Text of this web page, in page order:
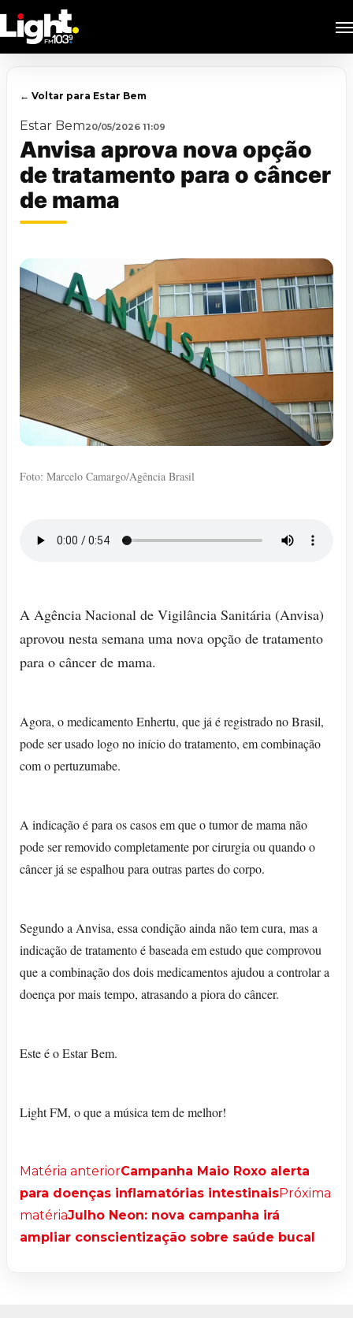
to
main
← Voltar para Estar Bem
Estar Bem20/05/2026 11:09
Anvisa aprova nova opção
de tratamento para o câncer
de mama
Foto: Marcelo Camargo/Agência Brasil
A Agência Nacional de Vigilância Sanitária (Anvisa)
aprovou nesta semana uma nova opção de tratamento
para o câncer de mama.
Agora, o medicamento Enhertu, que já é registrado no Brasil,
pode ser usado logo no início do tratamento, em combinação
com o pertuzumabe.
A indicação é para os casos em que o tumor de mama não
pode ser removido completamente por cirurgia ou quando o
câncer já se espalhou para outras partes do corpo.
Segundo a Anvisa, essa condição ainda não tem cura, mas a
indicação de tratamento é baseada em estudo que comprovou
que a combinação dos dois medicamentos ajudou a controlar a
doença por mais tempo, atrasando a piora do câncer.
Este é o Estar Bem.
Light FM, o que a música tem de melhor!
Matéria anteriorCampanha Maio Roxo alerta
para doenças inflamatórias intestinaisPróxima
matériaJulho Neon: nova campanha irá
ampliar conscientização sobre saúde bucal